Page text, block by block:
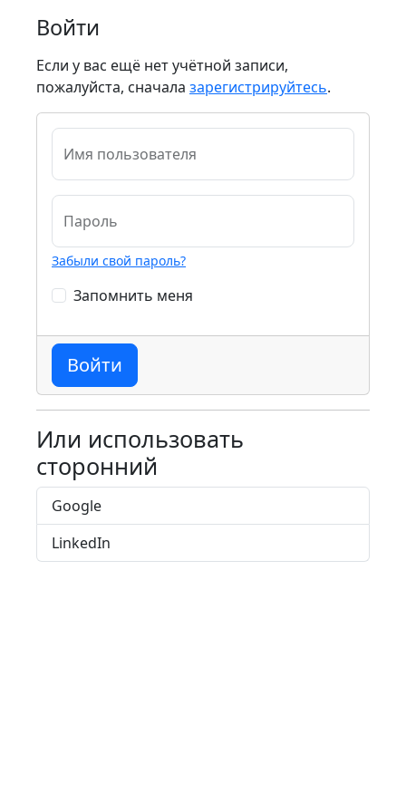
Войти
Если у вас ещё нет учётной записи,
пожалуйста, сначала зарегистрируйтесь.
Имя пользователя
Пароль
Забыли свой пароль?
Запомнить меня
Войти
Или использовать
сторонний
Google
LinkedIn